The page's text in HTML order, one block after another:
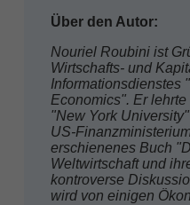
Über den Autor:
Nouriel Roubini ist
Wirtschafts- und
Informationsdienstes
Economics". Er
"New York
US-
erschienenes Buch
Weltwirtschaft und
kontroverse
wird von einigen